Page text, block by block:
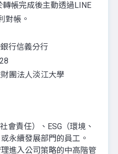
帳完成後主動透過LINE
對帳。
行信義分行
團法人淡江大學
會責任）、ESG（環境、
永續發展部門的員工。
進入公司策略的中高階管